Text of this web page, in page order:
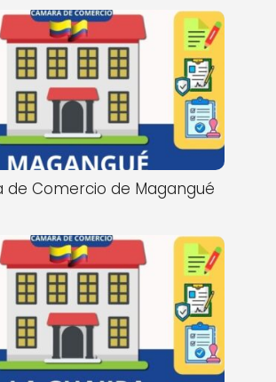
de Comercio de Magangué